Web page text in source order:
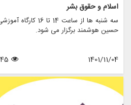
اسلام و حقوق بشر
سه شنبه ها از ساعت
حسین هوشمند برگزار می شود.
1401/11/04